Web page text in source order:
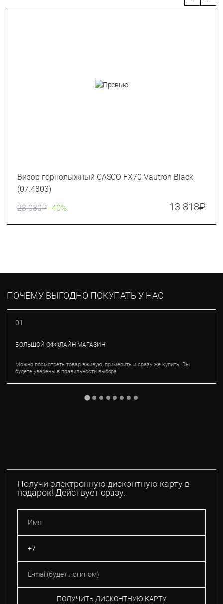
Визор горнолыжный CASCO FX70 Vautron Black
(07.4803)
23 030₽–40% 13 818₽
ПОЧЕМУ ВЫГОДНО ПОКУПАТЬ У НАС
01
БОЛЬШОЙ ОФФЛАЙН МАГАЗИН
Можно посмотреть товар вживую, примерить и сразу же купить. Вы
будете уверены в правильности выбора
Получи электронную дисконтную карту в
подарок! Действует сразу.
ПОЛУЧИТЬ ДИСКОНТНУЮ КАРТУ